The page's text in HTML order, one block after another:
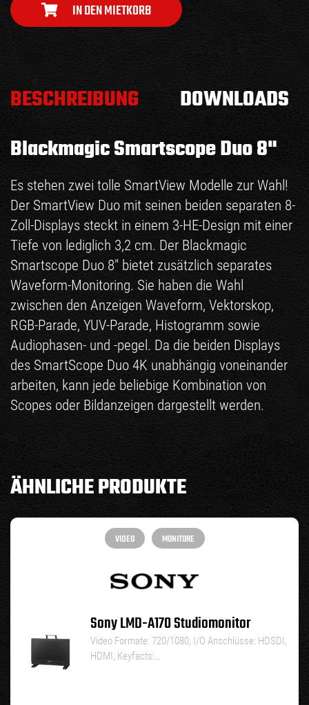
IN DEN MIETKORB
BESCHREIBUNG
DOWNLOADS
Blackmagic Smartscope Duo 8"
Es stehen zwei tolle SmartView Modelle zur Wahl!
Der SmartView Duo mit seinen beiden separaten 8-
Zoll-Displays steckt in einem 3-HE-Design mit einer
Tiefe von lediglich 3,2 cm. Der Blackmagic
Smartscope Duo 8" bietet zusätzlich separates
Waveform-Monitoring. Sie haben die Wahl
zwischen den Anzeigen Waveform, Vektorskop,
RGB-Parade, YUV-Parade, Histogramm sowie
Audiophasen- und -pegel. Da die beiden Displays
des SmartScope Duo 4K unabhängig voneinander
arbeiten, kann jede beliebige Kombination von
Scopes oder Bildanzeigen dargestellt werden.
ÄHNLICHE PRODUKTE
VIDEO MONITORE
Sony LMD-A170 Studiomonitor
Video Formate: 720/1080, I/O Anschlüsse: HDSDI,
HDMI, Keyfacts:…